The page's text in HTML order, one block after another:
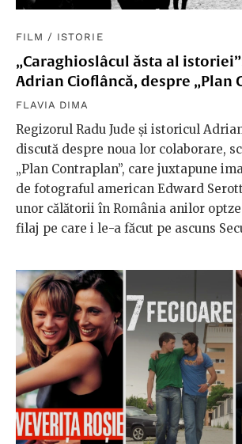
FILM / ISTORIE
„Caraghioslâcul ăsta al
Adrian Cioflâncă, despre „Plan
FLAVIA DIMA
Regizorul Radu Jude și istoricul
discută despre noua lor colaborare,
„Plan Contraplan”, care juxtapune
de fotograful american Edward
unor călătorii în România anilor
filaj pe care i le-a făcut pe ascuns